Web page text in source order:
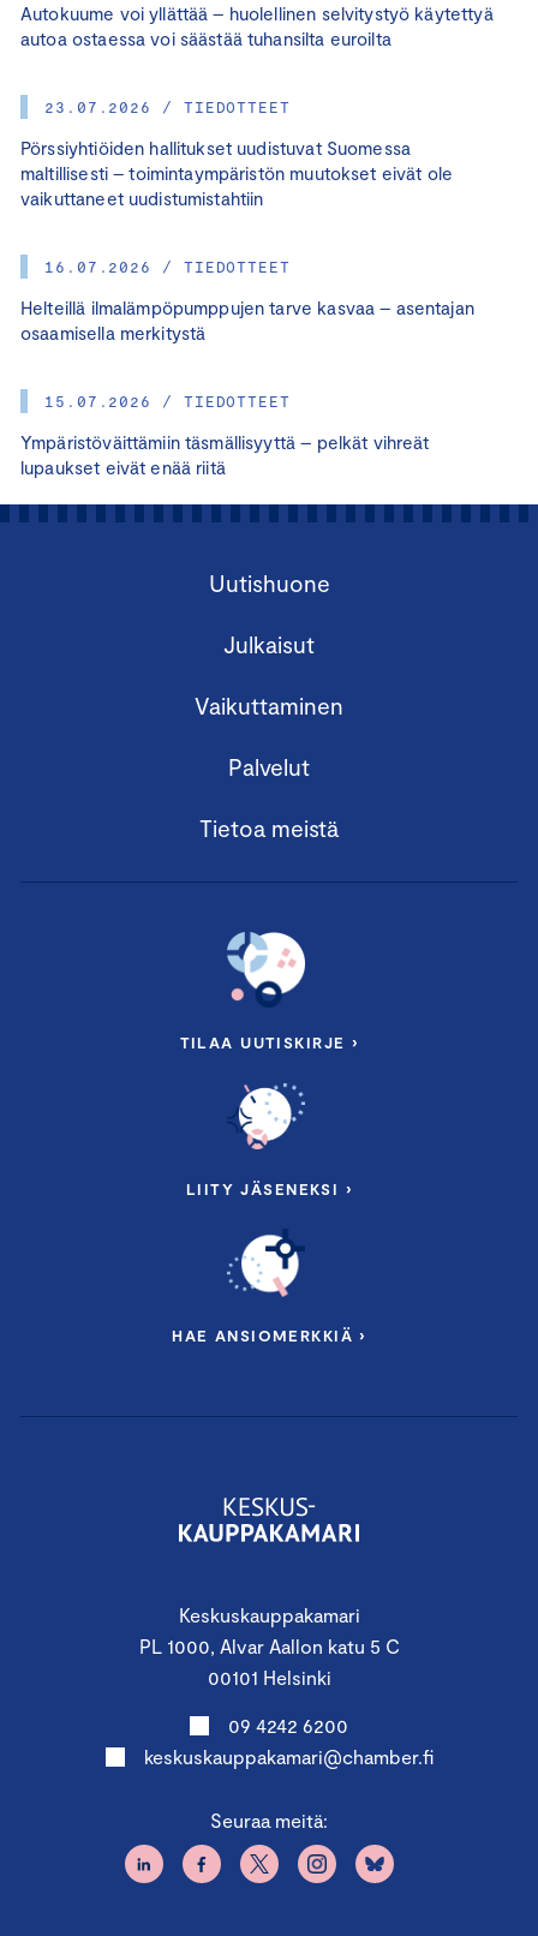
Autokuume voi yllättää – huolellinen selvitystyö käytettyä
autoa ostaessa voi säästää tuhansilta euroilta
23.07.2026 / TIEDOTTEET
Pörssiyhtiöiden hallitukset uudistuvat Suomessa
maltillisesti – toimintaympäristön muutokset eivät ole
vaikuttaneet uudistumistahtiin
16.07.2026 / TIEDOTTEET
Helteillä ilmalämpöpumppujen tarve kasvaa – asentajan
osaamisella merkitystä
15.07.2026 / TIEDOTTEET
Ympäristöväittämiin täsmällisyyttä – pelkät vihreät
lupaukset eivät enää riitä
Keskuskauppakamari
PL 1000, Alvar Aallon katu 5 C
00101 Helsinki
09 4242 6200
keskuskauppakamari@chamber.fi
Seuraa meitä:
Uutishuone
Julkaisut
Vaikuttaminen
Palvelut
Tietoa meistä
TILAA UUTISKIRJE ›
LIITY JÄSENEKSI ›
HAE ANSIOMERKKIÄ ›